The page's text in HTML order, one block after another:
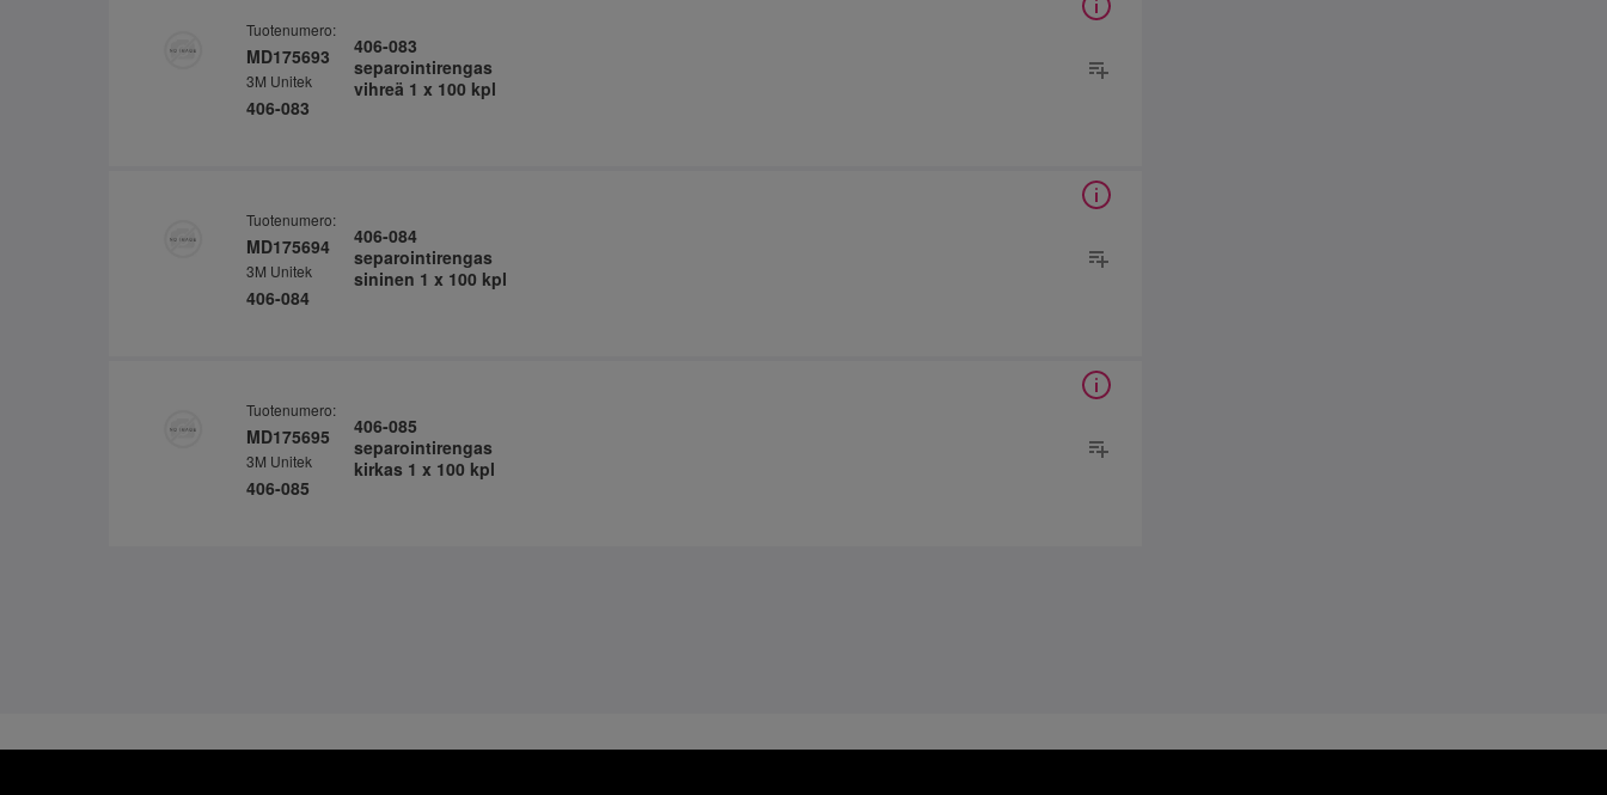
Tuotenumero:
MD175693
3M Unitek
406-083
406-083
separointirengas
vihreä 1 x 100 kpl
Tuotenumero:
MD175694
3M Unitek
406-084
406-084
separointirengas
sininen 1 x 100 kpl
Tuotenumero:
MD175695
3M Unitek
406-085
406-085
separointirengas
kirkas 1 x 100 kpl